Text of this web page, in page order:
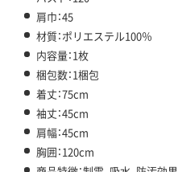
肩巾：45
材質：ポリエステル100％
内容量：1枚
梱包数：1梱包
着丈：75cm
袖丈：45cm
肩幅：45cm
胸囲：120cm